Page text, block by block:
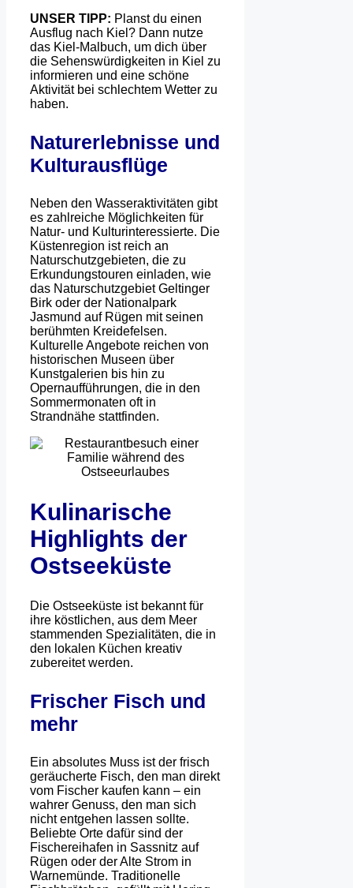
UNSER TIPP: Planst du einen
Ausflug nach Kiel? Dann nutze
das Kiel-Malbuch, um dich über
die Sehenswürdigkeiten in Kiel zu
informieren und eine schöne
Aktivität bei schlechtem Wetter zu
haben.
Naturerlebnisse und
Kulturausflüge
Neben den Wasseraktivitäten gibt
es zahlreiche Möglichkeiten für
Natur- und Kulturinteressierte. Die
Küstenregion ist reich an
Naturschutzgebieten, die zu
Erkundungstouren einladen, wie
das Naturschutzgebiet Geltinger
Birk oder der Nationalpark
Jasmund auf Rügen mit seinen
berühmten Kreidefelsen.
Kulturelle Angebote reichen von
historischen Museen über
Kunstgalerien bis hin zu
Opernaufführungen, die in den
Sommermonaten oft in
Strandnähe stattfinden.
Kulinarische
Highlights der
Ostseeküste
Die Ostseeküste ist bekannt für
ihre köstlichen, aus dem Meer
stammenden Spezialitäten, die in
den lokalen Küchen kreativ
zubereitet werden.
Frischer Fisch und
mehr
Ein absolutes Muss ist der frisch
geräucherte Fisch, den man direkt
vom Fischer kaufen kann – ein
wahrer Genuss, den man sich
nicht entgehen lassen sollte.
Beliebte Orte dafür sind der
Fischereihafen in Sassnitz auf
Rügen oder der Alte Strom in
Warnemünde. Traditionelle